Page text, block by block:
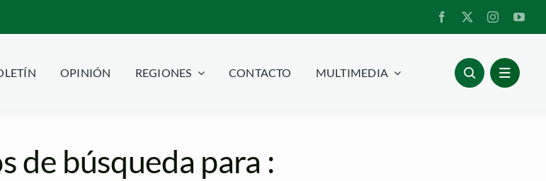
OPINIÓN REGIONES CONTACTO MULTIMEDIA
de búsqueda para :